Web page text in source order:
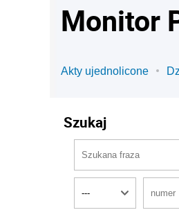
Monitor
Akty ujednolicone
Szukaj